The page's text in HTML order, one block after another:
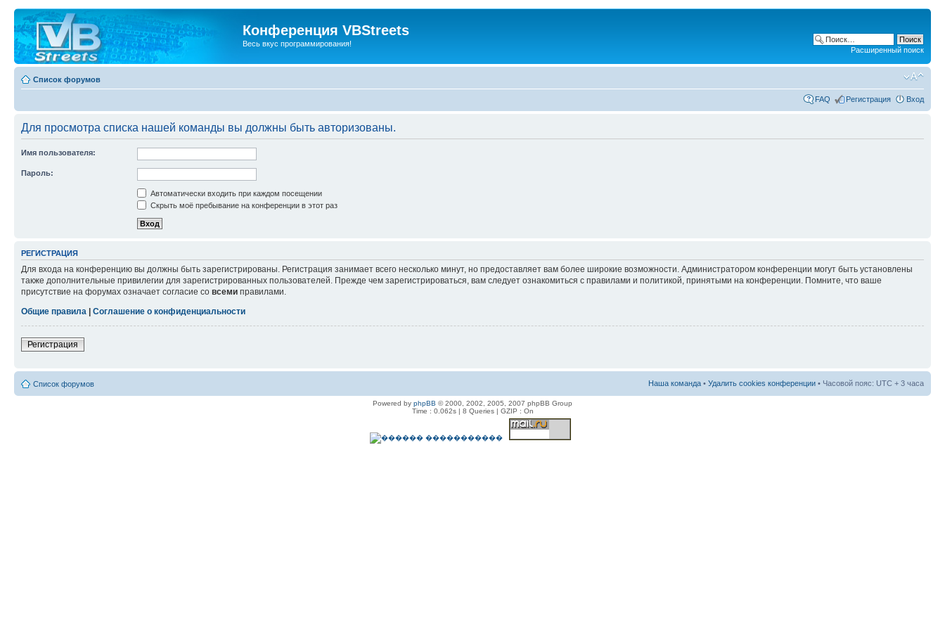
Конференция VBStreets
Весь вкус программирования!
Расширенный поиск
Список форумов
FAQ Регистрация Вход
Для просмотра списка нашей команды вы должны быть авторизованы.
Имя пользователя:
Пароль:
Автоматически входить при каждом посещении
Скрыть моё пребывание на конференции в этот раз
РЕГИСТРАЦИЯ
Для входа на конференцию вы должны быть зарегистрированы. Регистрация занимает всего несколько минут, но предоставляет вам более широкие возможности. Администратором конференции могут быть установлены
также дополнительные привилегии для зарегистрированных пользователей. Прежде чем зарегистрироваться, вам следует ознакомиться с правилами и политикой, принятыми на конференции. Помните, что ваше
присутствие на форумах означает согласие со всеми правилами.
Общие правила
Соглашение о конфиденциальности
Регистрация
Список форумов Наша команда • Удалить cookies конференции • Часовой пояс: UTC + 3 часа
Powered by phpBB © 2000, 2002, 2005, 2007 phpBB Group
Time : 0.062s | 8 Queries | GZIP : On